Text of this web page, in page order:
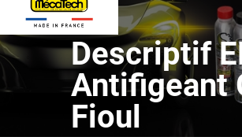
Descriptif
Antifigeant
Fioul